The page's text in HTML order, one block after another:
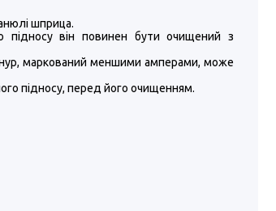
шприца.
підносу він повинен бути очищений з
маркований меншими амперами, може
підносу, перед його очищенням.